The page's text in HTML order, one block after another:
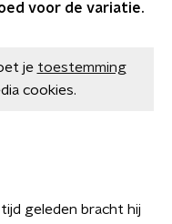
voor de variatie.
je toestemming
cookies.
geleden bracht hij